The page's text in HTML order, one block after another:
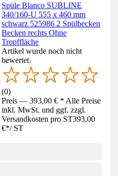
Spüle Blanco SUBLINE
340/160-U 555 x 460 mm
schwarz 525986 2 Spülbecken
Becken rechts Ohne
Tropffläche
Artikel wurde noch nicht
bewertet.
(0)
Preis — 393,00 € * Alle Preise
inkl. MwSt. und ggf. zzgl.
Versandkosten pro ST393,00
€*/ ST